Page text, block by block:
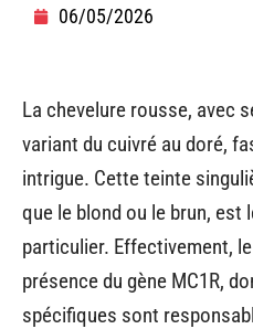
06/05/2026
La chevelure rousse, avec
variant du cuivré au doré,
intrigue. Cette teinte
que le blond ou le brun, est
particulier. Effectivement,
présence du gène MC1R,
spécifiques sont